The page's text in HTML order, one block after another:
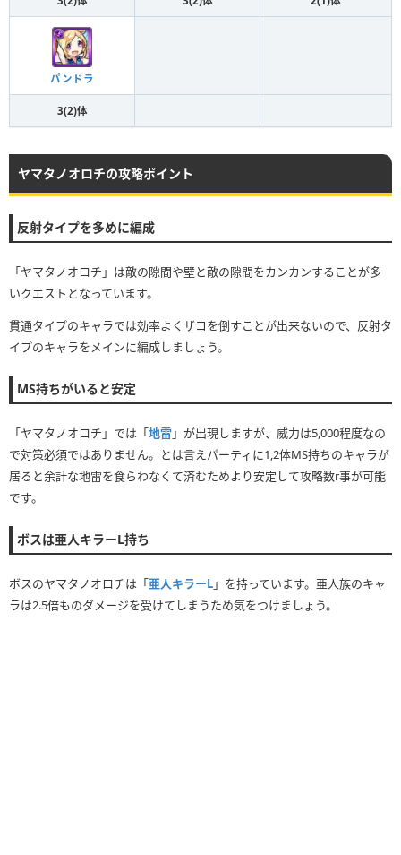
パンドラ
3(2)体
ヤマタノオロチの攻略ポイント
反射タイプを多めに編成
「ヤマタノオロチ」は敵の隙間や壁と敵の隙間をカンカンすることが多
いクエストとなっています。
貫通タイプのキャラでは効率よくザコを倒すことが出来ないので、反射タ
イプのキャラをメインに編成しましょう。
MS持ちがいると安定
「ヤマタノオロチ」では「地雷」が出現しますが、威力は5,000程度なの
で対策必須ではありません。とは言えパーティに1,2体MS持ちのキャラが
居ると余計な地雷を食らわなくて済むためより安定して攻略数r事が可能
です。
ボスは亜人キラーL持ち
ボスのヤマタノオロチは「亜人キラーL」を持っています。亜人族のキャ
ラは2.5倍ものダメージを受けてしまうため気をつけましょう。